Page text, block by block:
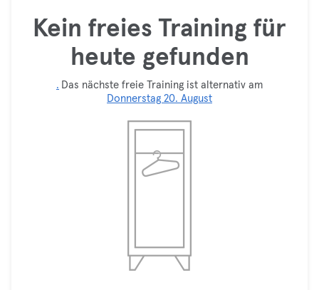
Kein freies Training für
heute gefunden
. Das nächste freie Training ist alternativ am
Donnerstag 20. August